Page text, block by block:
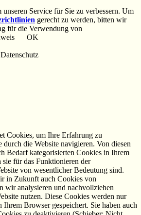
Service für Sie zu verbessern. Um
gerecht zu werden, bitten wir
für die Verwendung von
OK
Cookies, um Ihre Erfahrung zu
durch die Website navigieren. Von diesen
Bedarf kategorisierten Cookies in Ihrem
sie für das Funktionieren der
von wesentlicher Bedeutung sind.
in Zukunft auch Cookies von
wir analysieren und nachvollziehen
nutzen. Diese Cookies werden nur
Browser gespeichert. Sie haben auch